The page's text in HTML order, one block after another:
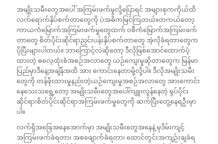
အမျိုးသမီးတွေအပေါ် အကြမ်းဖက်မှုလို့ပြောရင် အများစုကကိုယ်ထိ
လက်ရောက်နှိပ်စက်တာတွေကို ပဲအဓိကမြင်ကြတယ်။တကယ်တော့
ကာယကံမြောက်အကြမ်းဖက်မှုတွေထက် ဝစီကံမြောက်အကြမ်းဖက်
တာတွေ စိတ်ပိုင်းဆိုင်ရာညှင်းပန်းနှိပ်စက်တာတွေ အဲ့လိုခံရတာတွေက
ပိုပြီးများပါတယ်။ ဘာကြောင့်လဲဆိုတော့ ဒီလိုဖြစ်အောင်ထောက်ပံ့
ထားတဲ့ ဓလေ့ထုံးစံအစဉ်အလာတွေ ယဉ်ကျေးမှုဆိုတာတွေက မြန်မာ
ပြည်မှာဒီနေ့အချိန်အထိ အား ကောင်းနေတာမို့လို့ပါ။ ဒီလိုအမျိုးသမီး
တွေကို တန်ဖိုးထားမှုနည်းတဲ့ယဉ်ကျေးမှုအစဉ်အလာတွေ အားကောင်း
နေသေးသရွေ့တော့ အမျိုးသမီးတွေအပေါ်ကျူးလွန်နေတဲ့ ရုပ်ပိုင်း
ဆိုင်ရာ၊စိတ်ပိုင်းဆိုင်ရာအကြမ်းဖက်မှုတွေကို ဆက်ပြီးတွေ့နေရဦးမှာ
ပါ။
လက်ရှိအခြေအနေအောက်မှာ အမျိုးသမီးတွေအနေနဲ့ မုဒိမ်းကျင့်
အကြမ်းဖက်ခံရတာ၊ အစဖျောက်ခံရတာ၊ ထောင်တွင်းအကျဉ်းချခံရ